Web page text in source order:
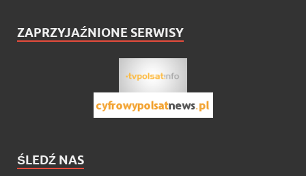
ZAPRZYJAŹNIONE SERWISY
ŚLEDŹ NAS